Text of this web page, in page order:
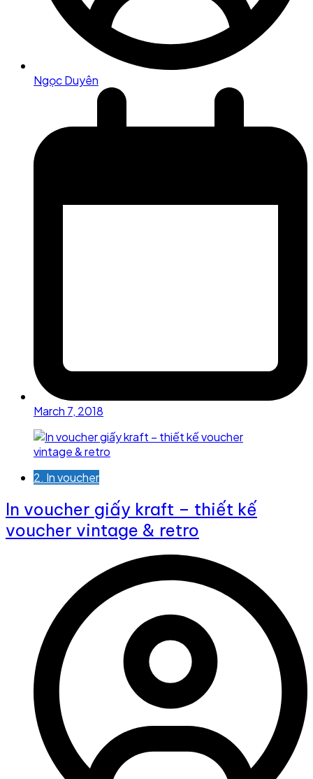
Ngọc Duyên
March 7, 2018
2. In voucher
In voucher giấy kraft – thiết kế
voucher vintage & retro